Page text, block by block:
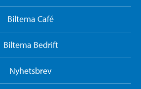
Biltema Café
Biltema Bedrift
Nyhetsbrev